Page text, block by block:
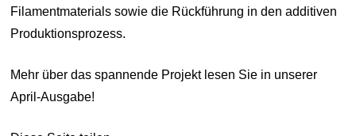
Filamentmaterials sowie die Rückführung in den additiven
Produktionsprozess.
Mehr über das spannende Projekt lesen Sie in unserer
April-Ausgabe!